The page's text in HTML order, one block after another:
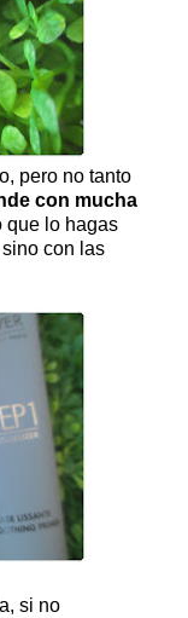
pero no tanto
con mucha
que lo hagas
con las
si no